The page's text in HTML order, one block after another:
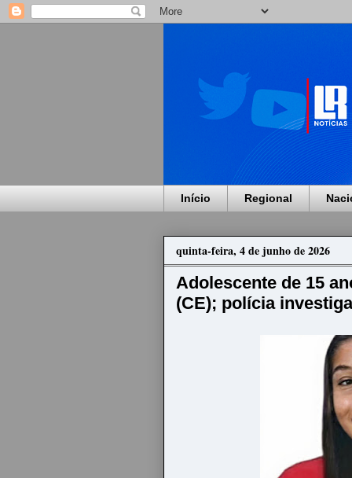
Início Regional
quinta-feira, 4 de junho de 2026
Adolescente de 15
(CE); polícia